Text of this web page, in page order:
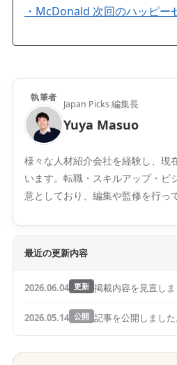
・McDonald 次回のハッピ
執筆者
Japan Picks 編集長
Yuya Masuo
様々な人材紹介会社を経験し、現
います。転職・スキルアップ・ビ
意としており、編集や監修を行っ
最近の更新内容
2026.06.04 更新 掲載内容を見直しま
2026.05.14 公開 記事を公開しました